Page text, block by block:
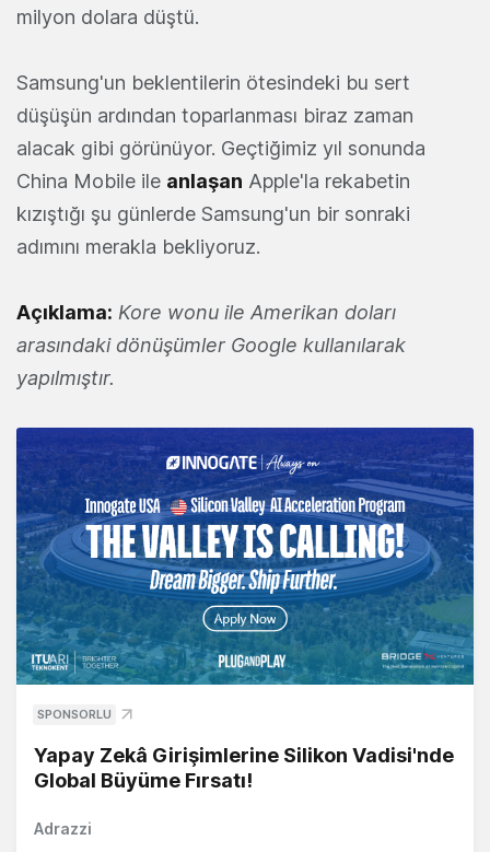
milyon dolara düştü.
Samsung'un beklentilerin ötesindeki bu sert
düşüşün ardından toparlanması biraz zaman
alacak gibi görünüyor. Geçtiğimiz yıl sonunda
China Mobile ile anlaşan Apple'la rekabetin
kızıştığı şu günlerde Samsung'un bir sonraki
adımını merakla bekliyoruz.
Açıklama: Kore wonu ile Amerikan doları
arasındaki dönüşümler Google kullanılarak
yapılmıştır.
SPONSORLU
Yapay Zekâ Girişimlerine Silikon Vadisi'nde
Global Büyüme Fırsatı!
Adrazzi